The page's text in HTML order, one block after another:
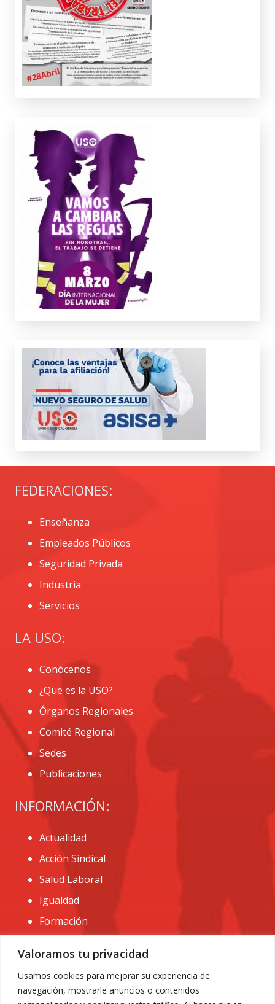
Valoramos tu privacidad
Usamos cookies para mejorar su experiencia de
navegación, mostrarle anuncios o contenidos
FEDERACIONES:
Enseñanza
Empleados Públicos
Seguridad Privada
Industria
Servicios
LA USO:
Conócenos
¿Que es la USO?
Órganos Regionales
Comité Regional
Sedes
Publicaciones
INFORMACIÓN:
Actualidad
Acción Sindical
Salud Laboral
Igualdad
Formación
CONTACTO:
administracion@usomurcia.org
968 25 01 20